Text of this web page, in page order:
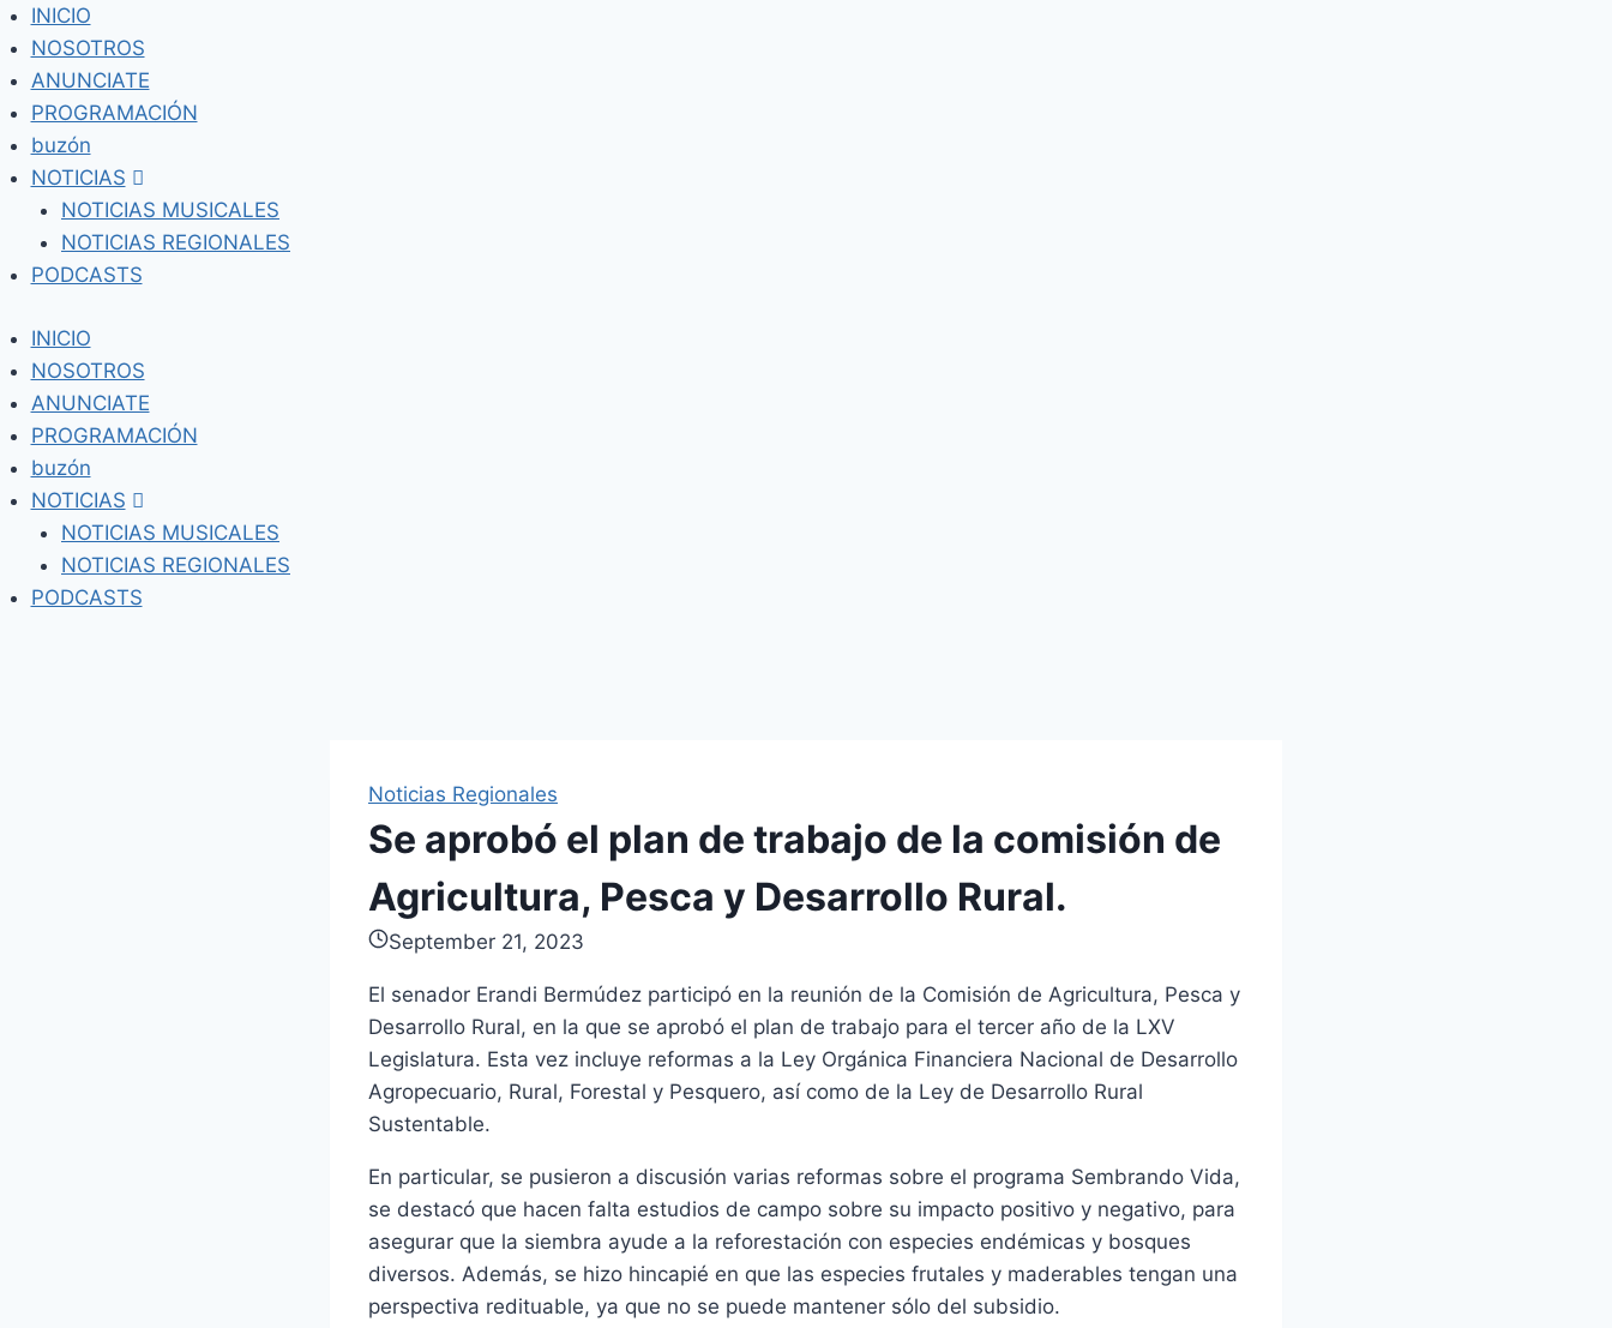
Skip
to
content
INICIO
NOSOTROS
ANUNCIATE
PROGRAMACIÓN
buzón
NOTICIAS
NOTICIAS MUSICALES
NOTICIAS REGIONALES
PODCASTS
INICIO
NOSOTROS
ANUNCIATE
PROGRAMACIÓN
buzón
NOTICIAS
NOTICIAS MUSICALES
NOTICIAS REGIONALES
PODCASTS
Noticias Regionales
Se aprobó el plan de trabajo de la comisión de
Agricultura, Pesca y Desarrollo Rural.
September 21, 2023
El senador Erandi Bermúdez participó en la reunión de la Comisión de Agricultura, Pesca y
Desarrollo Rural, en la que se aprobó el plan de trabajo para el tercer año de la LXV
Legislatura. Esta vez incluye reformas a la Ley Orgánica Financiera Nacional de Desarrollo
Agropecuario, Rural, Forestal y Pesquero, así como de la Ley de Desarrollo Rural
Sustentable.
En particular, se pusieron a discusión varias reformas sobre el programa Sembrando Vida,
se destacó que hacen falta estudios de campo sobre su impacto positivo y negativo, para
asegurar que la siembra ayude a la reforestación con especies endémicas y bosques
diversos. Además, se hizo hincapié en que las especies frutales y maderables tengan una
perspectiva redituable, ya que no se puede mantener sólo del subsidio.